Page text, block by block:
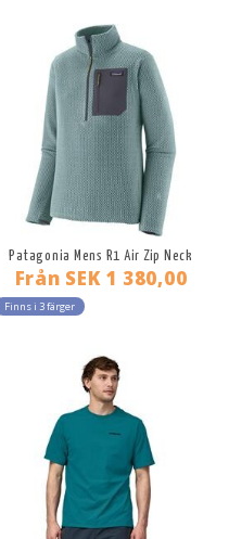
Patagonia Mens R1 Air Zip Neck
Från SEK 1 380,00
Finns i 3 färger